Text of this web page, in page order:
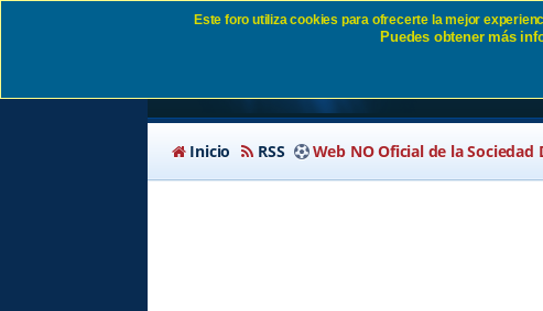
Política de privacidad
Inicio RSS Web NO Oficial de la Sociedad
Este foro utiliza cookies para ofrecerte la mejor
Puedes obtener más